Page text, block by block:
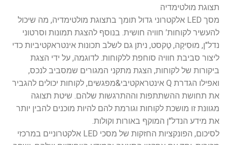
תצוגת מולטימדיה
מסך LED אלקטרוני גדול תומך בתצוגת מולטימדיה, מה שיכול
להעשיר לקוחות’ חוויה חושית. בנוסף להצגת תמונות וסרטוני
נדל"ן, מוּסִיקָה, טֶקסט, ניתן גם לשלב תכונות אינטראקטיביות כדי
ליצור סביבת חוויה סוחפת ללקוחות. לדוגמה, על ידי הצגת
ביקורות של לקוחות, הצגת מתקני המגורים שמסביב לנכס,
ואפילו הגדרת Q אינטראקטיבי&מפגשים, לקוחות יכולים להגביר
את תחושת ההשתתפות וההתרגשות שלהם. שיטת תצוגה
מגוונת זו מושכת לקוחות וגורמת להם להיות מוכנים להבין יותר
את מידע הנדל"ן המוקף באורות וקולות.
לסיכום, הפונקציות החזקות של מסכי LED אלקטרוניים במרכזי